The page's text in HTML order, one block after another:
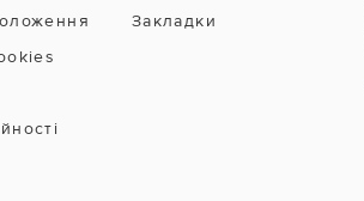
Закладки